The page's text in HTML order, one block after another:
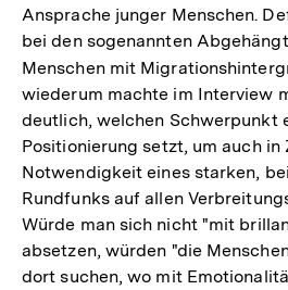
Ansprache junger Menschen.
bei den sogenannten
Menschen mit
wiederum machte im Interview
deutlich, welchen Schwerpunkt
Positionierung setzt, um auch in
Notwendigkeit eines starken,
Rundfunks auf allen
Würde man sich nicht "mit
absetzen, würden "die
dort suchen, wo mit